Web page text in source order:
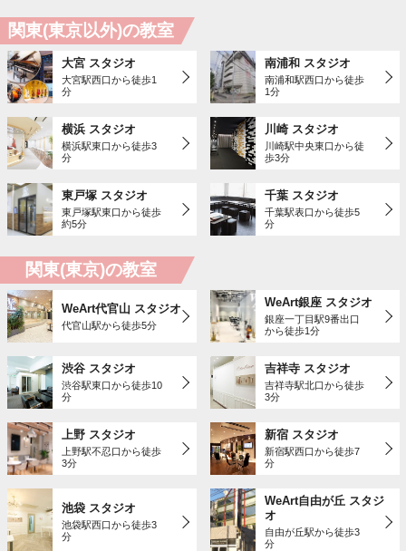
関東(東京以外)の教室
大宮 スタジオ
大宮駅西口から徒歩1
分
南浦和 スタジオ
南浦和駅西口から徒歩
1分
横浜 スタジオ
横浜駅東口から徒歩3
分
川崎 スタジオ
川崎駅中央東口から徒
歩3分
東戸塚 スタジオ
東戸塚駅東口から徒歩
約5分
千葉 スタジオ
千葉駅表口から徒歩5
分
関東(東京)の教室
WeArt代官山 スタジオ
代官山駅から徒歩5分
WeArt銀座 スタジオ
銀座一丁目駅9番出口
から徒歩1分
渋谷 スタジオ
渋谷駅東口から徒歩10
分
吉祥寺 スタジオ
吉祥寺駅北口から徒歩
3分
上野 スタジオ
上野駅不忍口から徒歩
3分
新宿 スタジオ
新宿駅西口から徒歩7
分
池袋 スタジオ
池袋駅西口から徒歩3
分
WeArt自由が丘 スタジ
オ
自由が丘駅から徒歩3
分